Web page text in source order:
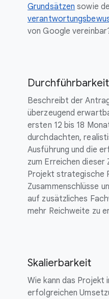
Grundsätzen sowie
von Google
Durchführbarkeit
Beschreibt der
überzeugend
ersten 12 bis 18
durchdachten,
Ausführung und die
zum Erreichen dieser
Projekt strategische
Zusammenschlüsse
auf zusätzliches
mehr Reichweite zu
Skalierbarkeit
Wie kann das Projekt
erfolgreichen